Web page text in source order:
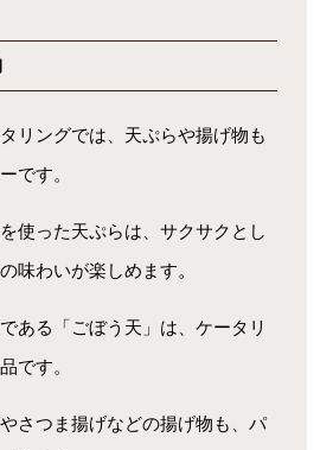
リングでは、天ぷらや揚げ物も
です。
使った天ぷらは、サクサクとし
味わいが楽しめます。
ある「ごぼう天」は、ケータリ
です。
さつま揚げなどの揚げ物も、パ